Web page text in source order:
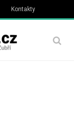
Kontakty